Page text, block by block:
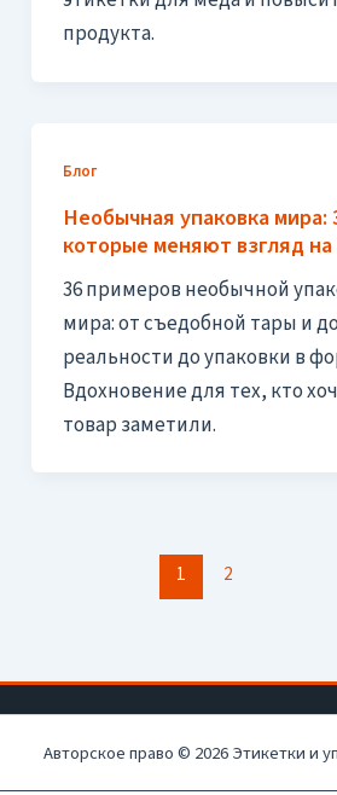
продукта.
Блог
Необычная упаковка мира:
которые меняют взгляд на
36 примеров необычной
мира: от съедобной тары и
реальности до упаковки в
Вдохновение для тех, кто
товар заметили.
1 2
Авторское право © 2026 Этикетки и